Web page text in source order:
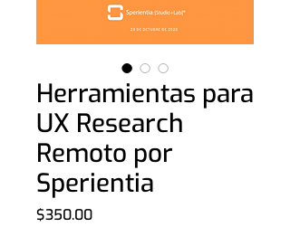
Herramientas para
UX Research
Remoto por
Sperientia
$350.00Precio